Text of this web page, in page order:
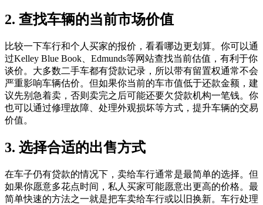
2. 查找车辆的当前市场价值
比较一下车行和个人买家的报价，看看哪边更划算。你可以通
过Kelley Blue Book、Edmunds等网站查找当前估值，有利于你
谈价。大多数二手车都有贷款记录，所以带有留置权通常不会
严重影响车辆估价。但如果你当前的车市值低于还款金额，建
议先别急着卖，否则卖完之后可能还要欠贷款机构一笔钱。你
也可以通过修理故障、处理外观损坏等方式，提升车辆的交易
价值。
3. 选择合适的出售方式
在车子仍有贷款的情况下，卖给车行通常是最简单的选择。但
如果你愿意多花点时间，私人买家可能愿意出更高的价格。最
简单快速的方法之一就是把车卖给车行或以旧换新。车行处理